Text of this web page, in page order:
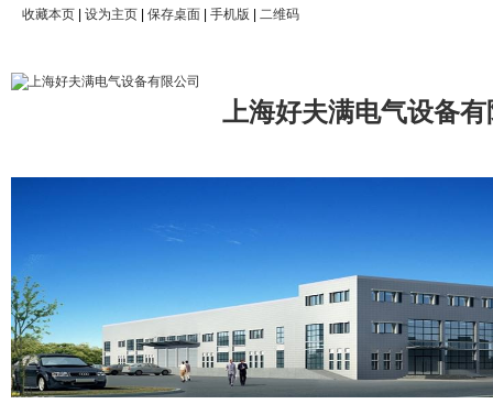
收藏本页 设为主页 保存桌面 手机版 二维码
上海好夫满电气设备有